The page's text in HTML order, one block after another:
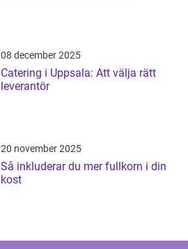
08 december 2025
Catering i Uppsala: Att välja rätt
leverantör
20 november 2025
Så inkluderar du mer fullkorn i din
kost